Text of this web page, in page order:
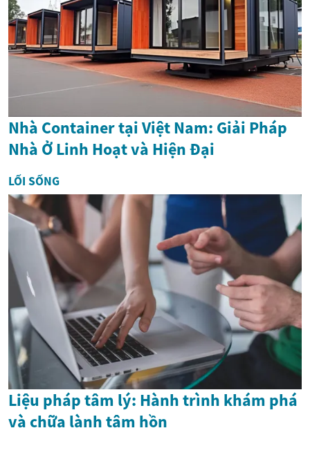
Nhà Container tại Việt Nam: Giải Pháp
Nhà Ở Linh Hoạt và Hiện Đại
LỐI SỐNG
Liệu pháp tâm lý: Hành trình khám phá
và chữa lành tâm hồn